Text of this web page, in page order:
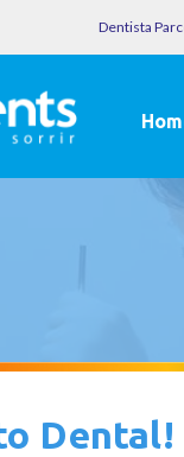
Dentista
Dental!